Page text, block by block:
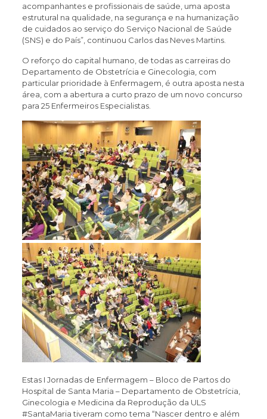
acompanhantes e profissionais de saúde, uma aposta
estrutural na qualidade, na segurança e na humanização
de cuidados ao serviço do Serviço Nacional de Saúde
(SNS) e do País”, continuou Carlos das Neves Martins.
O reforço do capital humano, de todas as carreiras do
Departamento de Obstetrícia e Ginecologia, com
particular prioridade à Enfermagem, é outra aposta nesta
área, com a abertura a curto prazo de um novo concurso
para 25 Enfermeiros Especialistas.
Estas I Jornadas de Enfermagem – Bloco de Partos do
Hospital de Santa Maria – Departamento de Obstetrícia,
Ginecologia e Medicina da Reprodução da ULS
#SantaMaria tiveram como tema “Nascer dentro e além